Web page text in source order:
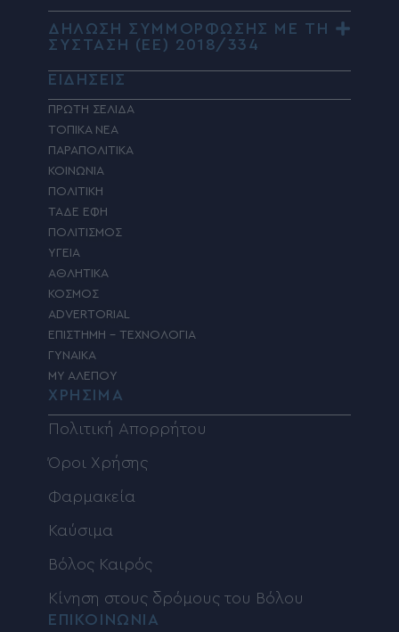
ΔΗΛΩΣΗ ΣΥΜΜΟΡΦΩΣΗΣ ΜΕ ΤΗ
ΣΥΣΤΑΣΗ (ΕΕ) 2018/334
ΕΙΔΗΣΕΙΣ
ΠΡΩΤΗ ΣΕΛΙΔΑ
ΤΟΠΙΚΑ ΝΕΑ
ΠΑΡΑΠΟΛΙΤΙΚΑ
ΚΟΙΝΩΝΙΑ
ΠΟΛΙΤΙΚΗ
ΤΑΔΕ ΕΦΗ
ΠΟΛΙΤΙΣΜΟΣ
ΥΓΕΙΑ
ΑΘΛΗΤΙΚΑ
ΚΟΣΜΟΣ
ADVERTORIAL
ΕΠΙΣΤΗΜΗ – ΤΕΧΝΟΛΟΓΙΑ
ΓΥΝΑΙΚΑ
MY ΑΛΕΠΟΥ
ΧΡΗΣΙΜΑ
Πολιτική Απορρήτου
Όροι Χρήσης
Φαρμακεία
Καύσιμα
Βόλος Καιρός
Κίνηση στους δρόμους του Βόλου
ΕΠΙΚΟΙΝΩΝΙΑ